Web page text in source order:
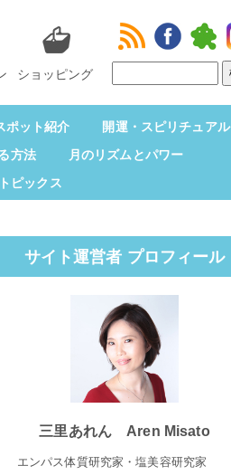
ショッピング
ポット紹介
開運・スピリチュアル
方法
月のリズムとパワー
トピックス
サイト運営者 プロフィール
三里あれん Aren Misato
エンパス体質研究家・塩美容研究家